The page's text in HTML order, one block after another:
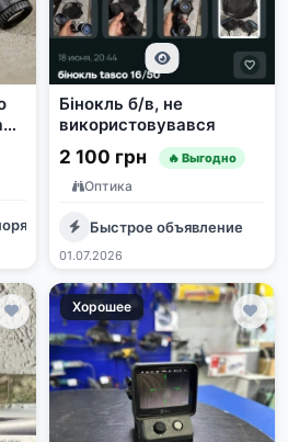
Бінокль б/в, не
використовувався
2 100 грн 🔥 Выгодно
Оптика
Быстрое объявление
01.07.2026
Хорошее